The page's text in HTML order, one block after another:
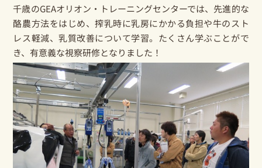
千歳のGEAオリオン・トレーニングセンターでは、先進的な
酪農方法をはじめ、搾乳時に乳房にかかる負担や牛のスト
レス軽減、乳質改善について学習。たくさん学ぶことがで
き、有意義な視察研修となりました！